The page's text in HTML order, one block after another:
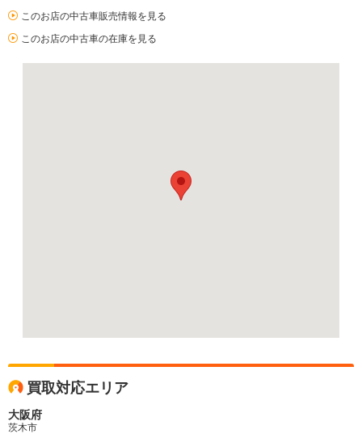
このお店の中古車販売情報を見る
このお店の中古車の在庫を見る
買取対応エリア
大阪府
茨木市